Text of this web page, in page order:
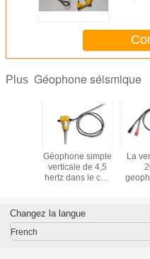
Plus Géophone séismique
de
le
chef de
Géophone simple
verticale de 4,5
hertz dans le cas
La
Changez la langue
French